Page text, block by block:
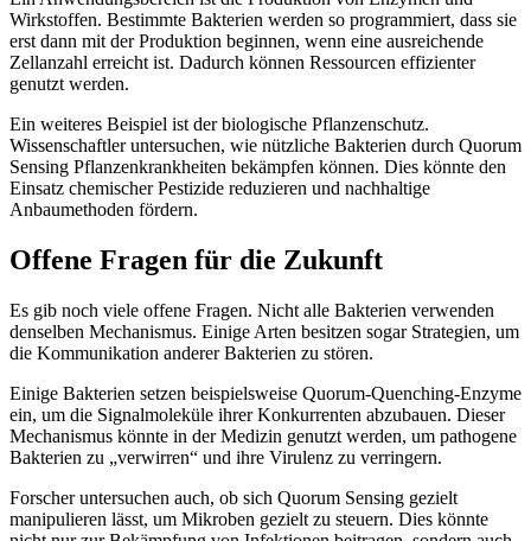
Wirkstoffen. Bestimmte Bakterien werden so programmiert, dass sie
erst dann mit der Produktion beginnen, wenn eine ausreichende
Zellanzahl erreicht ist. Dadurch können Ressourcen effizienter
genutzt werden.
Ein weiteres Beispiel ist der biologische Pflanzenschutz.
Wissenschaftler untersuchen, wie nützliche Bakterien durch Quorum
Sensing Pflanzenkrankheiten bekämpfen können. Dies könnte den
Einsatz chemischer Pestizide reduzieren und nachhaltige
Anbaumethoden fördern.
Offene Fragen für die Zukunft
Es gib noch viele offene Fragen. Nicht alle Bakterien verwenden
denselben Mechanismus. Einige Arten besitzen sogar Strategien, um
die Kommunikation anderer Bakterien zu stören.
Einige Bakterien setzen beispielsweise Quorum-Quenching-Enzyme
ein, um die Signalmoleküle ihrer Konkurrenten abzubauen. Dieser
Mechanismus könnte in der Medizin genutzt werden, um pathogene
Bakterien zu „verwirren“ und ihre Virulenz zu verringern.
Forscher untersuchen auch, ob sich Quorum Sensing gezielt
manipulieren lässt, um Mikroben gezielt zu steuern. Dies könnte